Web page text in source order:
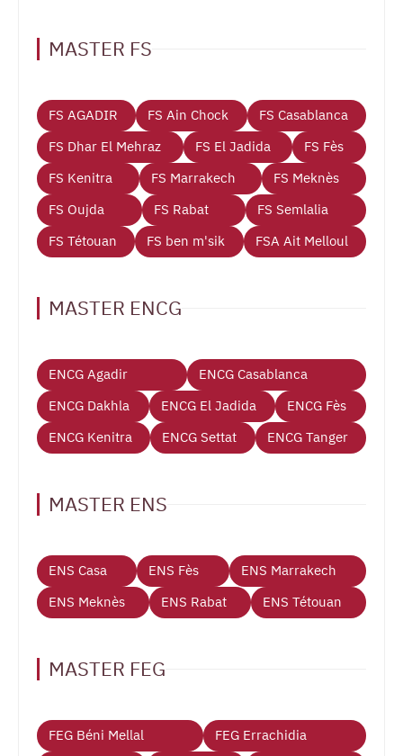
MASTER FS
FS AGADIR FS Ain Chock
FS Casablanca
FS Dhar El Mehraz
FS El Jadida
FS Fès
FS Kenitra
FS Marrakech
FS Meknès
FS Oujda
FS Rabat
FS Semlalia
FS Tétouan
FS ben m'sik FSA Ait Melloul
MASTER ENCG
ENCG Agadir
ENCG Casablanca
ENCG Dakhla
ENCG El Jadida
ENCG Fès
ENCG Kenitra
ENCG Settat ENCG Tanger
MASTER ENS
ENS Casa ENS Fès
ENS Marrakech
ENS Meknès
ENS Rabat ENS Tétouan
MASTER FEG
FEG Béni Mellal
FEG Errachidia